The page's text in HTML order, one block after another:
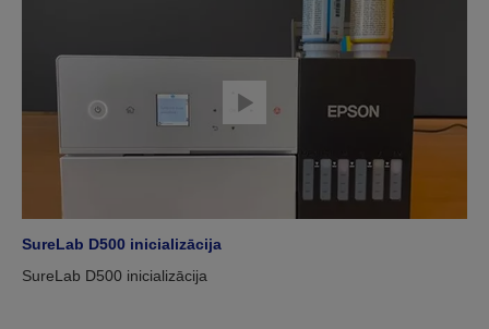
SureLab D500 inicializācija
SureLab D500 inicializācija